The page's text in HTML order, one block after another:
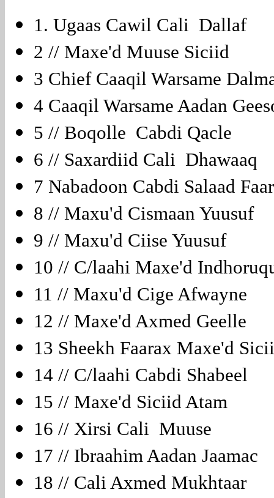
1. Ugaas Cawil Cali Dallaf
2 // Maxe'd Muuse Siciid
3 Chief Caaqil Warsame
4 Caaqil Warsame Aadan
5 // Boqolle Cabdi Qacle
6 // Saxardiid Cali Dhawaaq
7 Nabadoon Cabdi Salaad
8 // Maxu'd Cismaan Yuusuf
9 // Maxu'd Ciise Yuusuf
10 // C/laahi Maxe'd
11 // Maxu'd Cige Afwayne
12 // Maxe'd Axmed Geelle
13 Sheekh Faarax Maxe'd
14 // C/laahi Cabdi Shabeel
15 // Maxe'd Siciid Atam
16 // Xirsi Cali Muuse
17 // Ibraahim Aadan Jaamac
18 // Cali Axmed Mukhtaar